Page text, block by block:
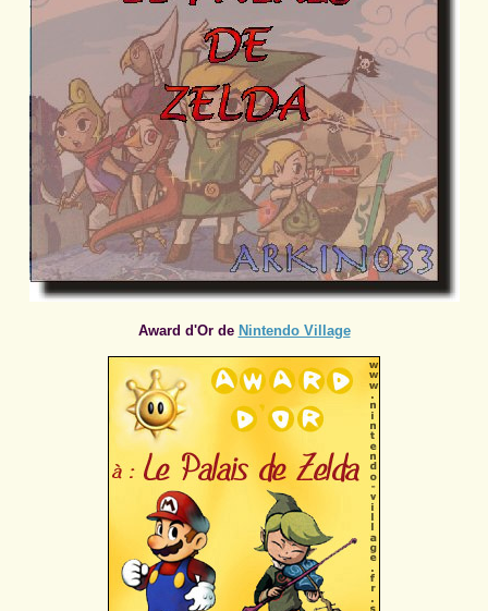
Award d'Or de Nintendo Village